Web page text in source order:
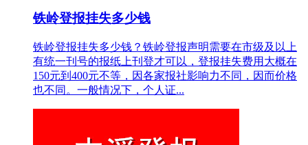
铁岭登报挂失多少钱
铁岭登报挂失多少钱？铁岭登报声明需要在市级及以上
有统一刊号的报纸上刊登才可以，登报挂失费用大概在
150元到400元不等，因各家报社影响力不同，因而价格
也不同。一般情况下，个人证...